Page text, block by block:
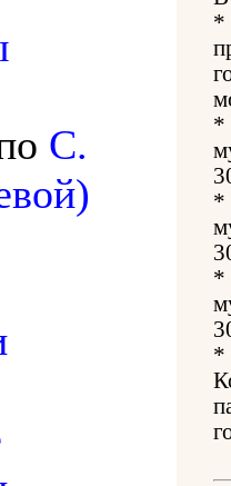
С.
*
*
*
*
*